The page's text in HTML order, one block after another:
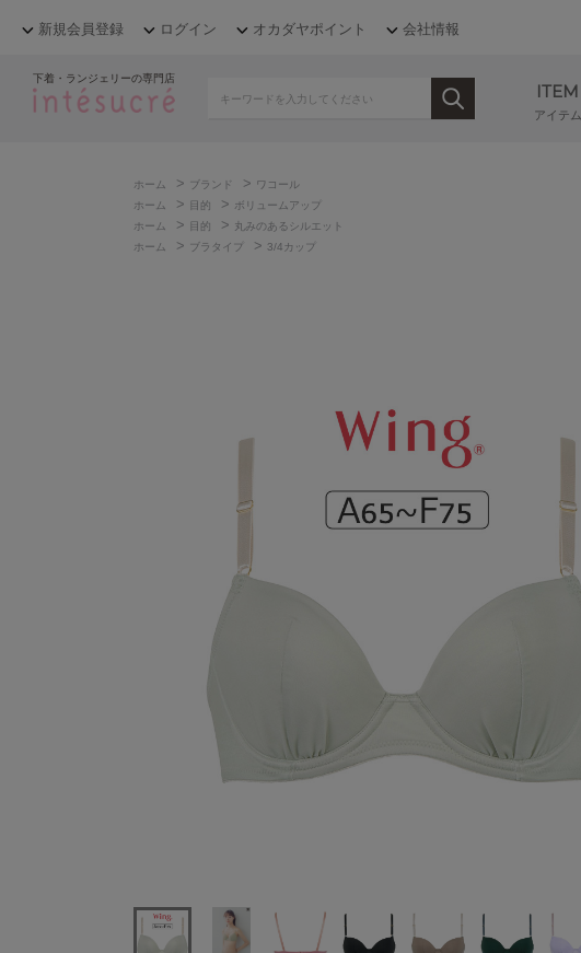
新規会員登録 ログイン オカダヤポイント 会社情報
下着・ランジェリーの専門店
ITEM
アイテム
ホーム > ブランド > ワコール
ホーム
> 目的 > ボリュームアップ
ホーム
> 目的 > 丸みのあるシルエット
ホーム
> ブラタイプ > 3/4カップ